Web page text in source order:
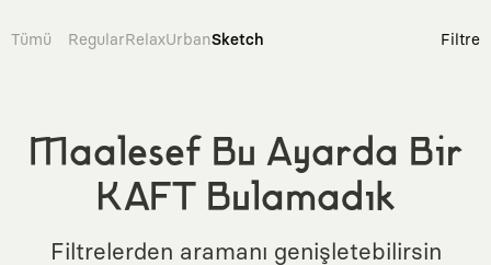
Tümü RegularRelaxUrbanSketch Filtre
Maalesef Bu Ayarda Bir
KAFT Bulamadık
Filtrelerden aramanı genişletebilirsin